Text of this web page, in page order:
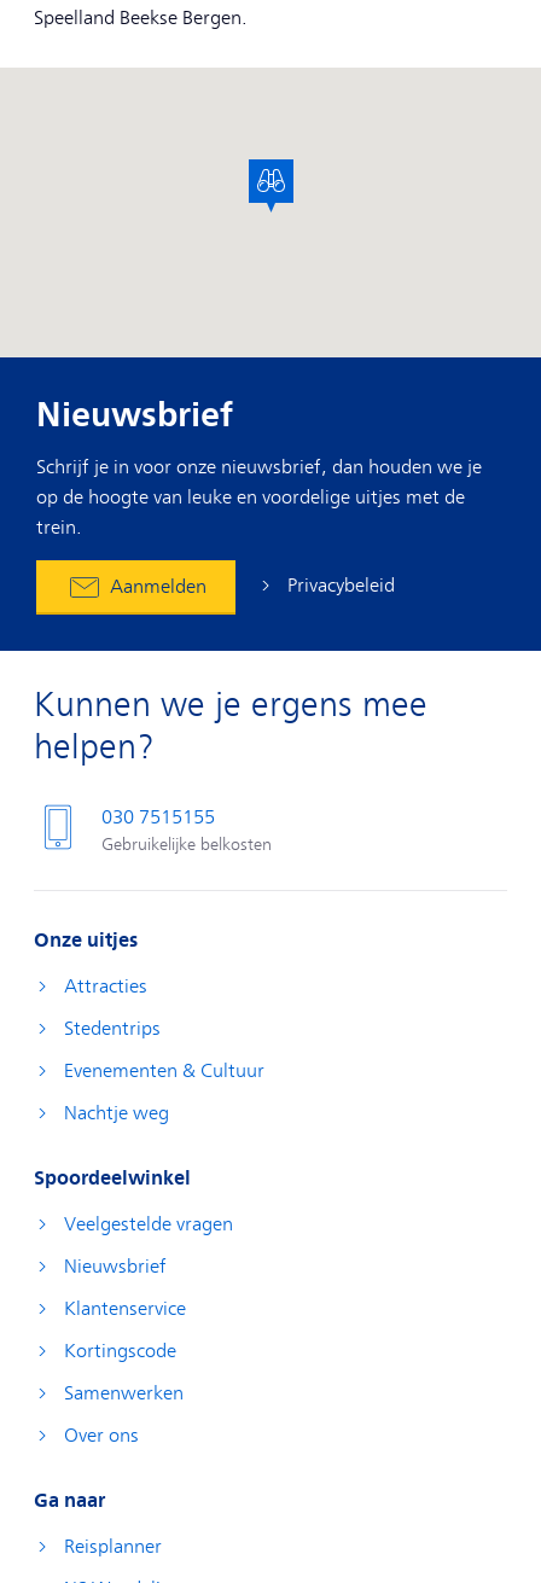
Speelland Beekse Bergen.
Nieuwsbrief
Schrijf je in voor onze nieuwsbrief, dan houden we je
op de hoogte van leuke en voordelige uitjes met de
trein.
Aanmelden Privacybeleid
Kunnen we je ergens mee
helpen?
030 7515155
Gebruikelijke belkosten
Onze uitjes
Attracties
Stedentrips
Evenementen & Cultuur
Nachtje weg
Spoordeelwinkel
Veelgestelde vragen
Nieuwsbrief
Klantenservice
Kortingscode
Samenwerken
Over ons
Ga naar
Reisplanner